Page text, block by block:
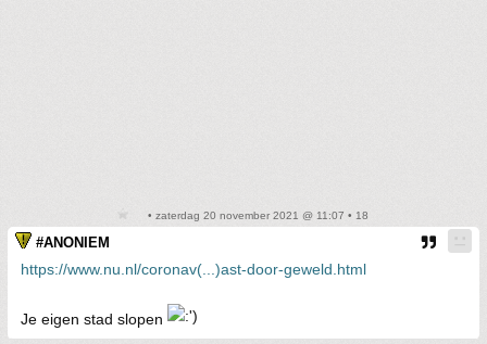
• zaterdag 20 november 2021 @ 11:07 • 18
#ANONIEM
https://www.nu.nl/coronav(...)ast-door-geweld.html
Je eigen stad slopen